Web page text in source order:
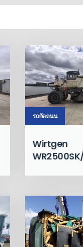
รถกัดถนน
Wirtgen